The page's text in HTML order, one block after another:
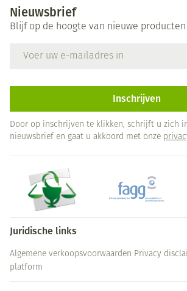
Nieuwsbrief
Blijf op de hoogte van nieuwe
Inschrijven
Door op inschrijven te klikken, schrijft u zich
nieuwsbrief en gaat u akkoord met onze
Juridische links
Algemene verkoopsvoorwaarden Privacy
platform